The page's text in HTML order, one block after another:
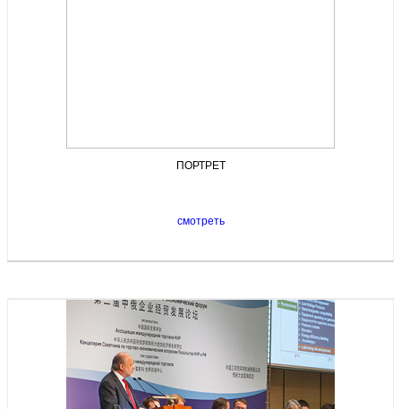
ПОРТРЕТ
смотреть